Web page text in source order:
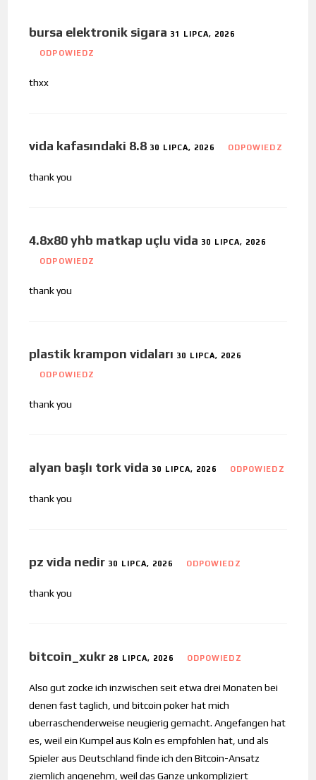
bursa elektronik sigara 31 LIPCA, 2026
ODPOWIEDZ
thxx
vida kafasındaki 8.8 30 LIPCA, 2026 ODPOWIEDZ
thank you
4.8x80 yhb matkap uçlu vida 30 LIPCA, 2026
ODPOWIEDZ
thank you
plastik krampon vidaları 30 LIPCA, 2026
ODPOWIEDZ
thank you
alyan başlı tork vida 30 LIPCA, 2026 ODPOWIEDZ
thank you
pz vida nedir 30 LIPCA, 2026 ODPOWIEDZ
thank you
bitcoin_xukr 28 LIPCA, 2026 ODPOWIEDZ
Also gut zocke ich inzwischen seit etwa drei Monaten bei
denen fast taglich, und bitcoin poker hat mich
uberraschenderweise neugierig gemacht. Angefangen hat
es, weil ein Kumpel aus Koln es empfohlen hat, und als
Spieler aus Deutschland finde ich den Bitcoin-Ansatz
ziemlich angenehm, weil das Ganze unkompliziert